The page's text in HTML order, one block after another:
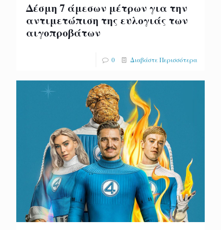
Δέσμη 7 άμεσων μέτρων για την
αντιμετώπιση της ευλογιάς των
αιγοπροβάτων
0 Διαβάστε Περισσότερα